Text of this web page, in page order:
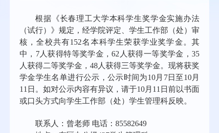
根据《长春理工大学本科学生奖学金实施办法
（试行）》规定，经学院评定、学生工作部（处）审
核，全校共有152名本科学生荣获学业奖学金。其
中， 7人获得特等奖学金，62 人获得一等奖学金，35
人获得二等奖学金， 48 人获得三等奖学金。现将获奖
学金学生名单进行公示，公示时间为10月 7日至10月
11 日。如对公示内容有异议，请于10月 11 日前以书面
或口头方式向学生工作部（处）学生管理科反映。
联系人：曾老师 电话： 85582649